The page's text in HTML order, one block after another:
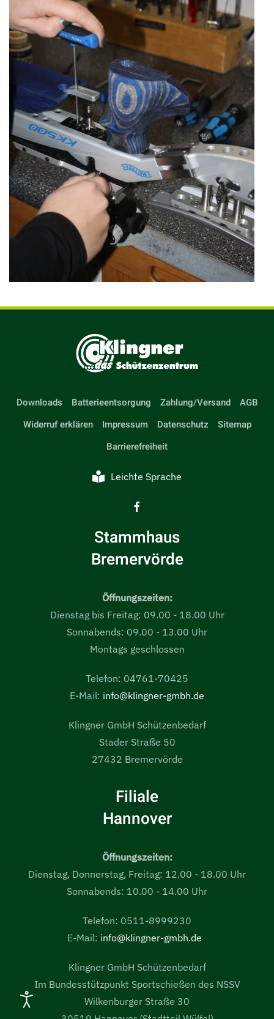
Downloads Batterieentsorgung Zahlung/Versand
AGB
Widerruf erklären
Impressum Datenschutz
Sitemap
Barrierefreiheit
Leichte Sprache
Stammhaus
Bremervörde
Öffnungszeiten:
Dienstag bis Freitag: 09.00 - 18.00 Uhr
Sonnabends: 09.00 - 13.00 Uhr
Montags geschlossen
Telefon: 04761-70425
E-Mail: info@klingner-gmbh.de
Klingner GmbH Schützenbedarf
Stader Straße 50
27432 Bremervörde
Filiale
Hannover
Öffnungszeiten:
Dienstag, Donnerstag, Freitag: 12.00 - 18.00 Uhr
Sonnabends: 10.00 - 14.00 Uhr
Telefon: 0511-8999230
E-Mail: info@klingner-gmbh.de
Klingner GmbH Schützenbedarf
Im Bundesstützpunkt Sportschießen des NSSV
Wilkenburger Straße 30